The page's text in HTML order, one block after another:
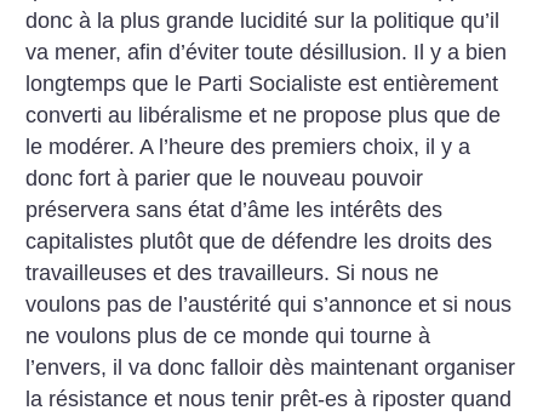
donc à la plus grande lucidité sur la politique qu’il
va mener, afin d’éviter toute désillusion. Il y a bien
longtemps que le Parti Socialiste est entièrement
converti au libéralisme et ne propose plus que de
le modérer. A l’heure des premiers choix, il y a
donc fort à parier que le nouveau pouvoir
préservera sans état d’âme les intérêts des
capitalistes plutôt que de défendre les droits des
travailleuses et des travailleurs. Si nous ne
voulons pas de l’austérité qui s’annonce et si nous
ne voulons plus de ce monde qui tourne à
l’envers, il va donc falloir dès maintenant organiser
la résistance et nous tenir prêt-es à riposter quand